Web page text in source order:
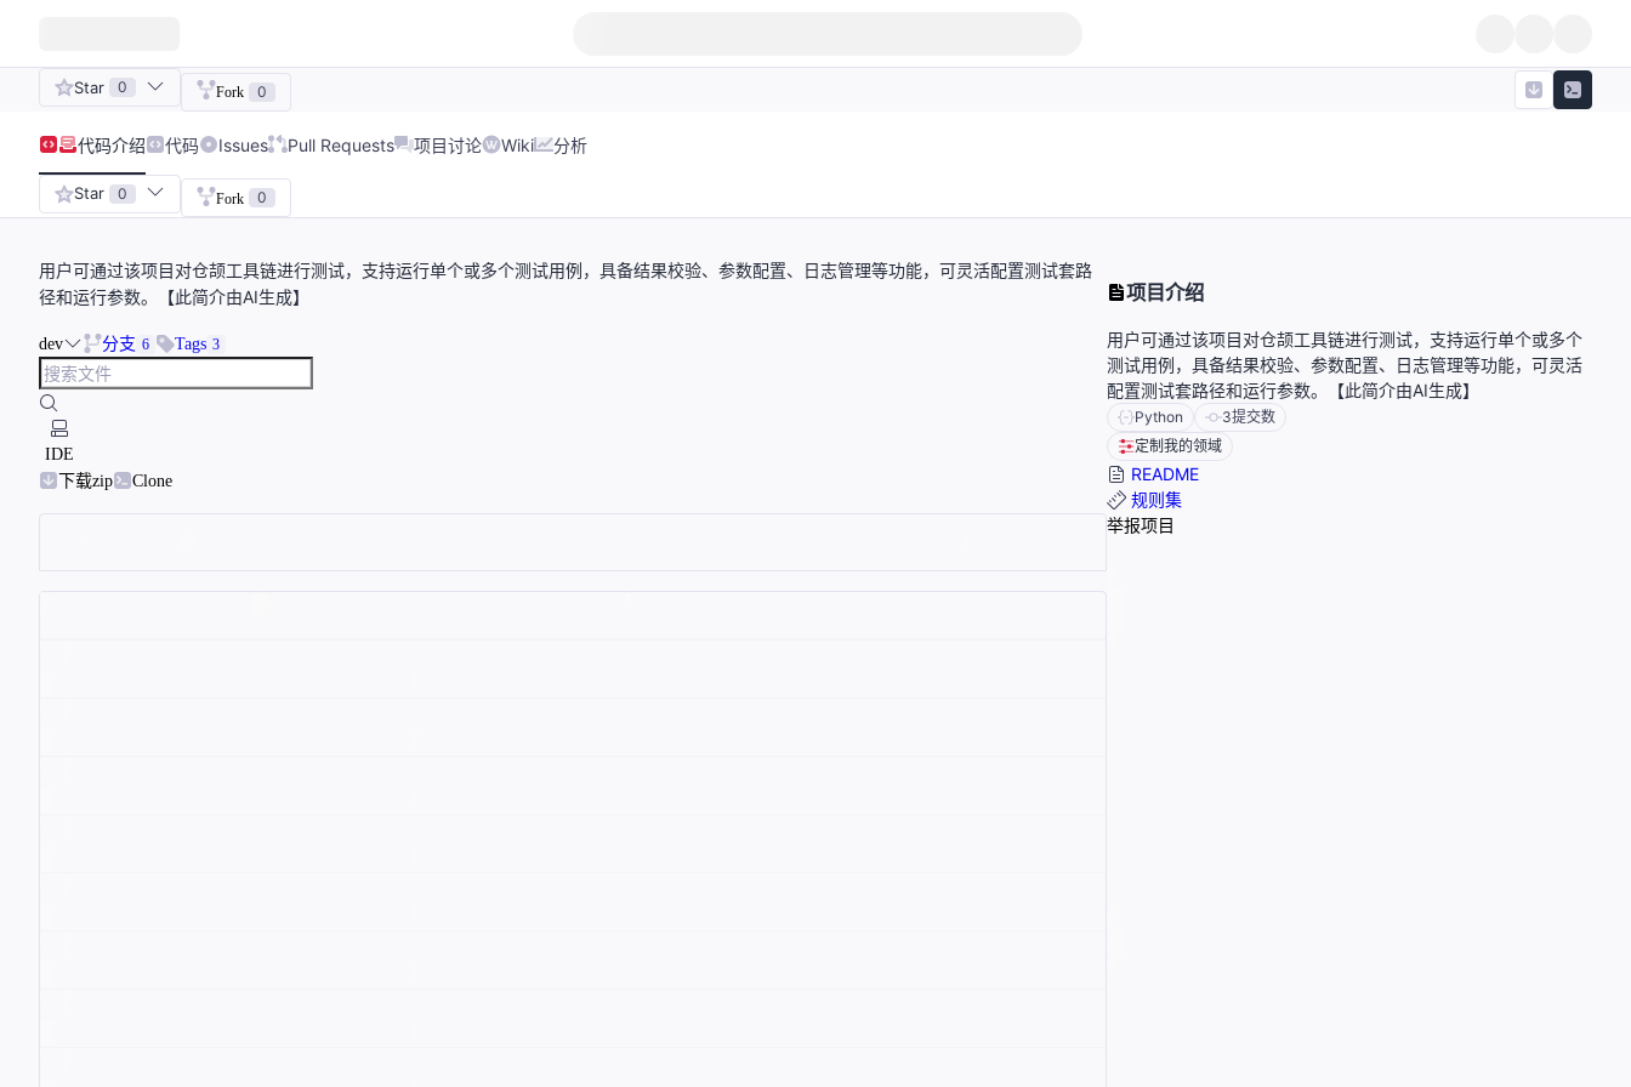
Star 0 Fork 0
代码介绍 代码 Issues Pull Requests 项目讨论 Wiki 分析
Star 0 Fork 0
用户可通过该项目对仓颉工具链进行测试，支持运行单个或多个测试用例，具备结果校验、参数配置、日志管理等功能，可灵活配置测试套路
径和运行参数。【此简介由AI生成】
dev 分支 6 Tags 3
IDE
下载zip
Clone
项目介绍
用户可通过该项目对仓颉工具链进行测试，支持运行单个或多个
测试用例，具备结果校验、参数配置、日志管理等功能，可灵活
配置测试套路径和运行参数。【此简介由AI生成】
Python 3提交数
定制我的领域
README
规则集
举报项目